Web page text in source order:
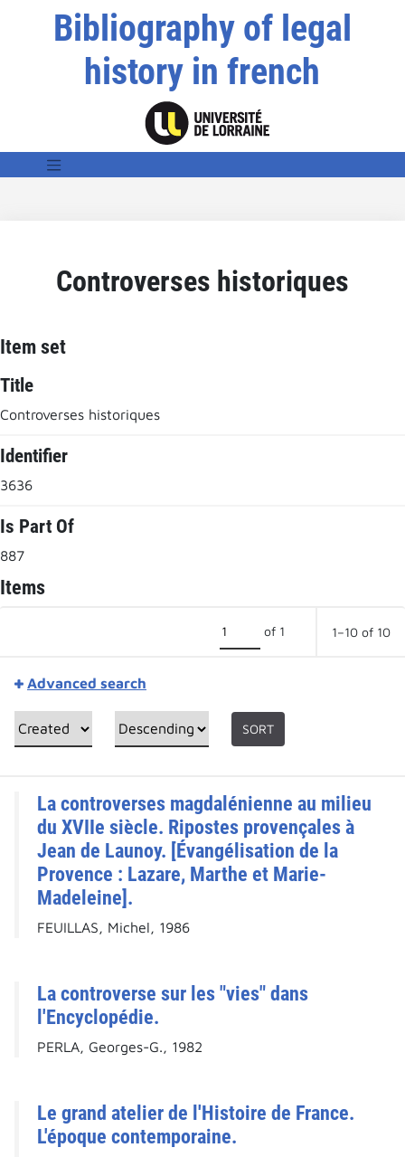
Bibliography of legal
history in french
Controverses historiques
Item set
Title
Controverses historiques
Identifier
3636
Is Part Of
887
Items
of 1 1–10 of 10
Advanced search
SORT
La controverses magdalénienne au milieu
du XVIIe siècle. Ripostes provençales à
Jean de Launoy. [Évangélisation de la
Provence : Lazare, Marthe et Marie-
Madeleine].
FEUILLAS, Michel, 1986
La controverse sur les "vies" dans
l'Encyclopédie.
PERLA, Georges-G., 1982
Le grand atelier de l'Histoire de France.
L'époque contemporaine.